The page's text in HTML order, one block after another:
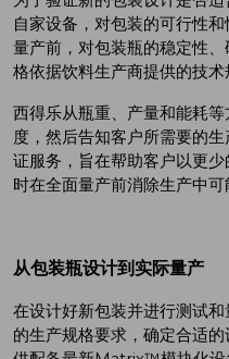
自家设备，对包装的可行性
量产前，对包装瓶的稳定性
格依据饮料生产商提供的技
西得乐从瓶重、产量和能耗
度，然后告知客户所需要的
证服务，旨在帮助客户以更
时在全面量产前消除生产中可
从包装瓶设计到实际量产
在设计好新包装并进行测试
的生产规格要求，确定合适